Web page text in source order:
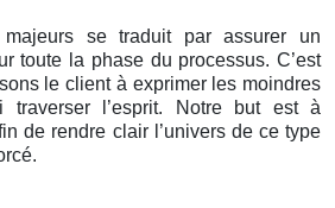
se traduit par assurer un
toute la phase du processus. C’est
le client à exprimer les moindres
traverser l’esprit. Notre but est à
de rendre clair l’univers de ce type